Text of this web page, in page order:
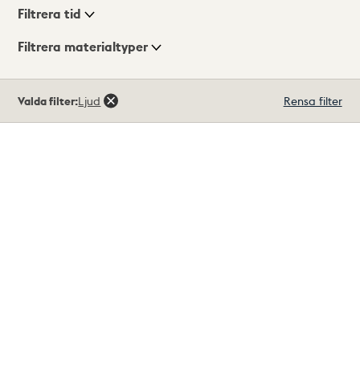
Visningsläge
Filtrera tid
Filtrera materialtyper
träffar
Valda filter:Ljud Rensa filter